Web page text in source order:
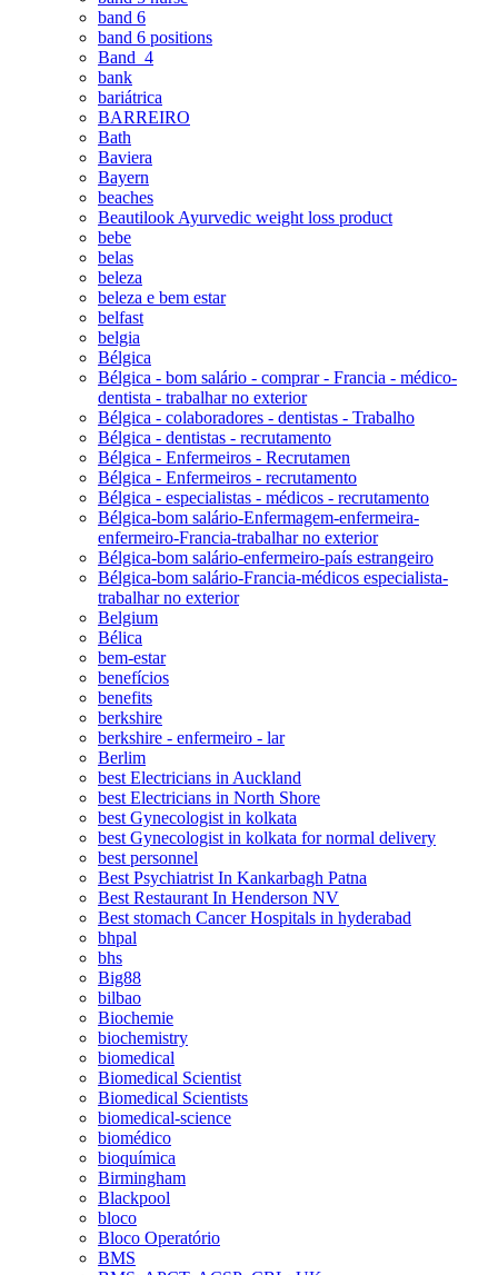
band 6
band 6 positions
Band_4
bank
bariátrica
BARREIRO
Bath
Baviera
Bayern
beaches
Beautilook Ayurvedic weight loss product
bebe
belas
beleza
beleza e bem estar
belfast
belgia
Bélgica
Bélgica - bom salário - comprar - Francia - médico-
dentista - trabalhar no exterior
Bélgica - colaboradores - dentistas - Trabalho
Bélgica - dentistas - recrutamento
Bélgica - Enfermeiros - Recrutamen
Bélgica - Enfermeiros - recrutamento
Bélgica - especialistas - médicos - recrutamento
Bélgica-bom salário-Enfermagem-enfermeira-
enfermeiro-Francia-trabalhar no exterior
Bélgica-bom salário-enfermeiro-país estrangeiro
Bélgica-bom salário-Francia-médicos especialista-
trabalhar no exterior
Belgium
Bélica
bem-estar
benefícios
benefits
berkshire
berkshire - enfermeiro - lar
Berlim
best Electricians in Auckland
best Electricians in North Shore
best Gynecologist in kolkata
best Gynecologist in kolkata for normal delivery
best personnel
Best Psychiatrist In Kankarbagh Patna
Best Restaurant In Henderson NV
Best stomach Cancer Hospitals in hyderabad
bhpal
bhs
Big88
bilbao
Biochemie
biochemistry
biomedical
Biomedical Scientist
Biomedical Scientists
biomedical-science
biomédico
bioquímica
Birmingham
Blackpool
bloco
Bloco Operatório
BMS